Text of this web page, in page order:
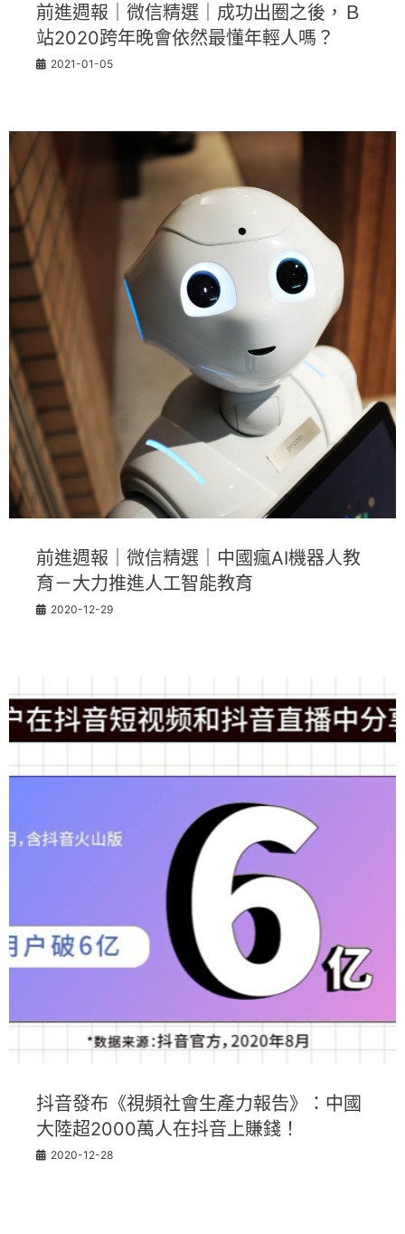
前進週報｜微信精選｜成功出圈之後，Ｂ
站2020跨年晚會依然最懂年輕人嗎？
2021-01-05
前進週報｜微信精選｜中國瘋AI機器人教
育－大力推進人工智能教育
2020-12-29
抖音發布《視頻社會生產力報告》：中國
大陸超2000萬人在抖音上賺錢！
2020-12-28